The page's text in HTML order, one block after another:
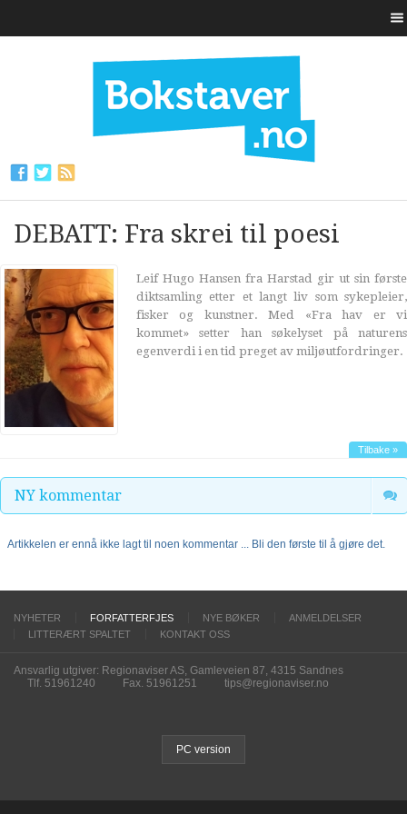
DEBATT: Fra skrei til poesi
Leif Hugo Hansen fra Harstad gir ut sin første
diktsamling etter et langt liv som sykepleier,
fisker og kunstner. Med «Fra hav er vi
kommet» setter han søkelyset på naturens
egenverdi i en tid preget av miljøutfordringer.
Tilbake »
NY kommentar
Artikkelen er ennå ikke lagt til noen kommentar ... Bli den første til å gjøre det.
NYHETER FORFATTERFJES NYE BØKER
ANMELDELSER
LITTERÆRT SPALTET
KONTAKT OSS
Ansvarlig utgiver: Regionaviser AS, Gamleveien 87, 4315 Sandnes
Tlf. 51961240
Fax. 51961251 tips@regionaviser.no
PC version